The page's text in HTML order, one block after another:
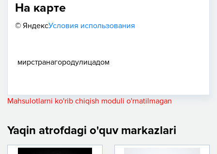
На карте
© ЯндексУсловия использования
мирстранагородулицадом
Mahsulotlarni ko'rib chiqish moduli o'rnatilmagan
Yaqin atrofdagi o'quv markazlari